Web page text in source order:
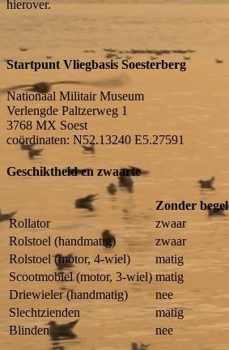
hierover.
Startpunt Vliegbasis Soesterberg
Nationaal Militair Museum
Verlengde Paltzerweg 1
3768 MX Soest
coördinaten: N52.13240 E5.27591
Geschiktheid en zwaarte
Zonder
Rollator
zwaar
Rolstoel (handmatig)
zwaar
Rolstoel (motor, 4-wiel)
matig
Scootmobiel (motor, 3-wiel) matig
Driewieler (handmatig)
nee
Slechtzienden
matig
Blinden
nee